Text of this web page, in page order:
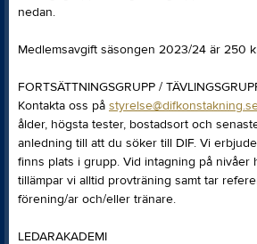
nedan.
Medlemsavgift säsongen 2023/24 är 250
FORTSÄTTNINGSGRUPP /
Kontakta oss på
ålder, högsta tester, bostadsort och
anledning till att du söker till DIF. Vi
finns plats i grupp. Vid intagning på nivåer
tillämpar vi alltid provträning samt tar
förening/ar och/eller tränare.
LEDARAKADEMI